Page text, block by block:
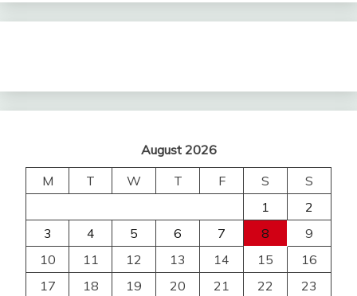
August 2026
M
T W T F S
S
1
2
3
4 5 6 7 8
9
10
11 12 13 14 15
16
17
18 19 20 21 22 23